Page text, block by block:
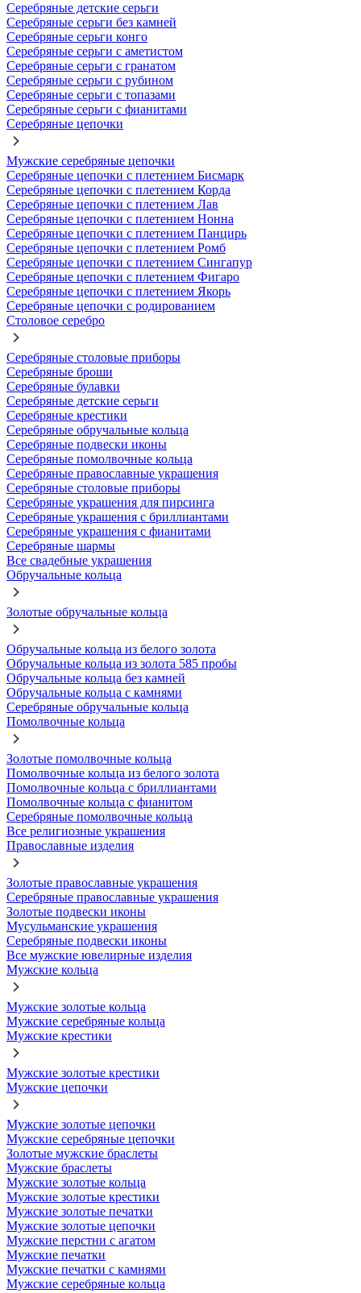
Серебряные детские серьги
Серебряные серьги без камней
Серебряные серьги конго
Серебряные серьги с аметистом
Серебряные серьги с гранатом
Серебряные серьги с рубином
Серебряные серьги с топазами
Серебряные серьги с фианитами
Серебряные цепочки
Мужские серебряные цепочки
Серебряные цепочки с плетением Бисмарк
Серебряные цепочки с плетением Корда
Серебряные цепочки с плетением Лав
Серебряные цепочки с плетением Нонна
Серебряные цепочки с плетением Панцирь
Серебряные цепочки с плетением Ромб
Серебряные цепочки с плетением Сингапур
Серебряные цепочки с плетением Фигаро
Серебряные цепочки с плетением Якорь
Серебряные цепочки с родированием
Столовое серебро
Серебряные столовые приборы
Серебряные броши
Серебряные булавки
Серебряные детские серьги
Серебряные крестики
Серебряные обручальные кольца
Серебряные подвески иконы
Серебряные помолвочные кольца
Серебряные православные украшения
Серебряные столовые приборы
Серебряные украшения для пирсинга
Серебряные украшения с бриллиантами
Серебряные украшения с фианитами
Серебряные шармы
Все свадебные украшения
Обручальные кольца
Золотые обручальные кольца
Обручальные кольца из белого золота
Обручальные кольца из золота 585 пробы
Обручальные кольца без камней
Обручальные кольца с камнями
Серебряные обручальные кольца
Помолвочные кольца
Золотые помолвочные кольца
Помолвочные кольца из белого золота
Помолвочные кольца с бриллиантами
Помолвочные кольца с фианитом
Серебряные помолвочные кольца
Все религиозные украшения
Православные изделия
Золотые православные украшения
Серебряные православные украшения
Золотые подвески иконы
Мусульманские украшения
Серебряные подвески иконы
Все мужские ювелирные изделия
Мужские кольца
Мужские золотые кольца
Мужские серебряные кольца
Мужские крестики
Мужские золотые крестики
Мужские цепочки
Мужские золотые цепочки
Мужские серебряные цепочки
Золотые мужские браслеты
Мужские браслеты
Мужские золотые кольца
Мужские золотые крестики
Мужские золотые печатки
Мужские золотые цепочки
Мужские перстни с агатом
Мужские печатки
Мужские печатки с камнями
Мужские серебряные кольца